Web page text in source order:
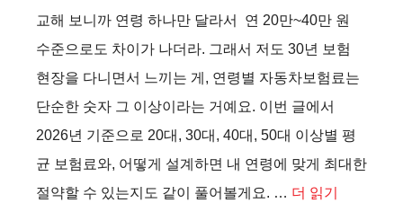
교해 보니까 연령 하나만 달라서 연 20만~40만 원
수준으로도 차이가 나더라. 그래서 저도 30년 보험
현장을 다니면서 느끼는 게, 연령별 자동차보험료는
단순한 숫자 그 이상이라는 거예요. 이번 글에서
2026년 기준으로 20대, 30대, 40대, 50대 이상별 평
균 보험료와, 어떻게 설계하면 내 연령에 맞게 최대한
절약할 수 있는지도 같이 풀어볼게요. … 더 읽기